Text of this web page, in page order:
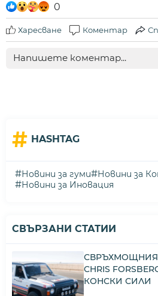
0
Харесване Коментар
# HASHTAG
#Новини за гуми#Новини за
#Новини за Иновация
СВЪРЗАНИ СТАТИИ
СВРЪХМОЩНИЯТ
CHRIS
КОНСКИ СИЛИ